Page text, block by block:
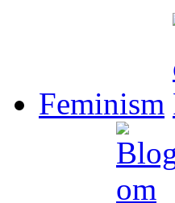
Feminism